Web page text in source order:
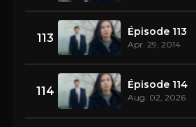
113 Épisode 113
Apr. 29, 2014
114 Épisode 114
Aug. 02, 2026